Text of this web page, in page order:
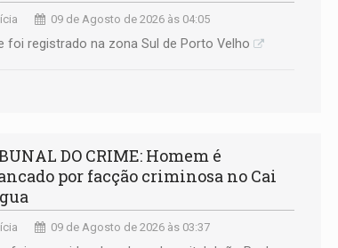
09 de Agosto de 2026 às 04:05
foi registrado na zona Sul de Porto Velho
DO CRIME: Homem é
por facção criminosa no Cai
09 de Agosto de 2026 às 03:37